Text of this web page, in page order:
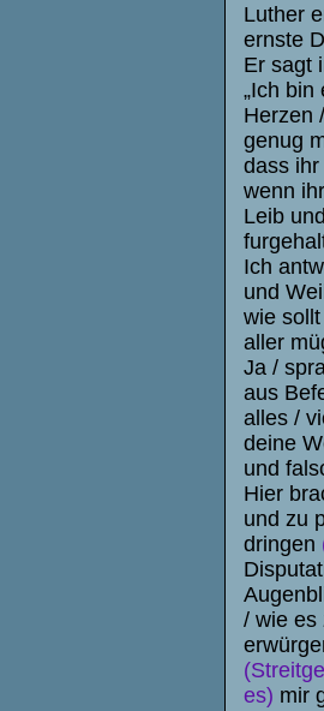
Luther
ernste
Er sagt
„Ich bin
Herzen
genug
dass
wenn
Leib
Ich
und
wie
aller
Ja /
aus
alles /
deine
und
Hier
und zu
dringen
/ wie es
es) mir